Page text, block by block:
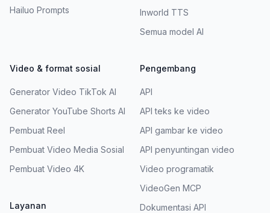
Hailuo Prompts
Inworld TTS
Semua model AI
Video & format sosial
Generator Video TikTok AI
Generator YouTube Shorts AI
Pembuat Reel
Pembuat Video Media Sosial
Pembuat Video 4K
Layanan
Pengembang
API
API teks ke video
API gambar ke video
API penyuntingan video
Video programatik
VideoGen MCP
Dokumentasi API